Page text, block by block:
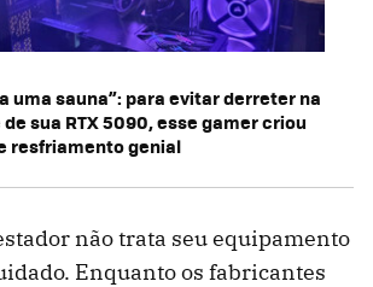
uma sauna”: para evitar derreter na
sua RTX 5090, esse gamer criou
resfriamento genial
não trata seu equipamento
Enquanto os fabricantes